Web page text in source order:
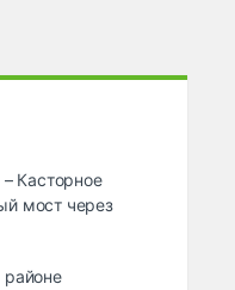
Касторное
мост через